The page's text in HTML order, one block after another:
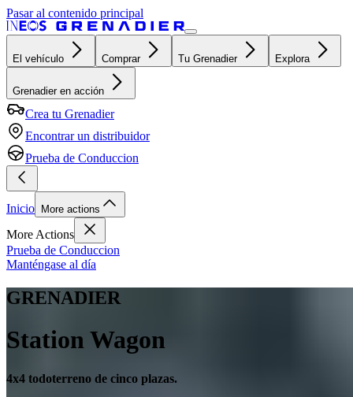
Pasar al contenido principal
El vehículo Comprar Tu Grenadier Explora
Grenadier en acción
Crea tu Grenadier
Encontrar un distribuidor
Prueba de Conduccion
Inicio More actions
More Actions
Prueba de Conduccion
Manténgase al día
GRENADIER
Station Wagon
4x4 todoterreno de cinco plazas.